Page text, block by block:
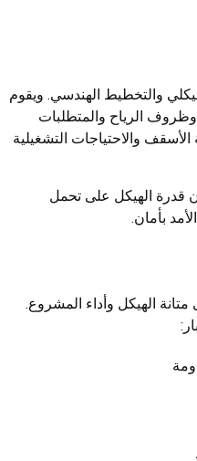
والتخطيط الهندسي. ويقوم
وظروف الرياح والمتطلبات
والاحتياجات التشغيلية
قدرة الهيكل على تحمل
بأمان.
الهيكل وأداء المشروع.